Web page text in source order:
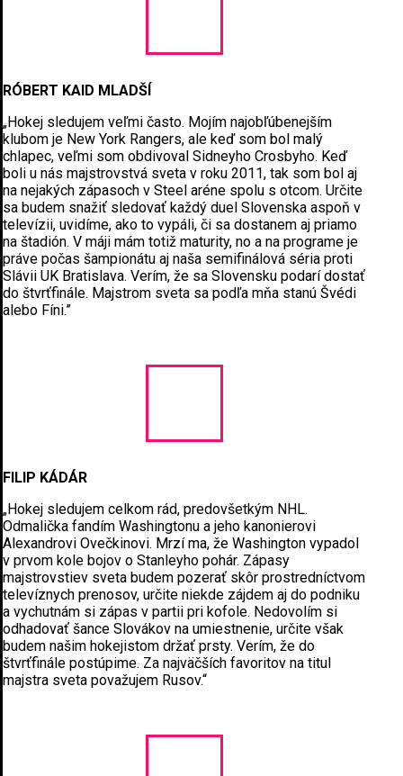
RÓBERT KAID MLADŠÍ
„Hokej sledujem veľmi často. Mojím najobľúbenejším
klubom je New York Rangers, ale keď som bol malý
chlapec, veľmi som obdivoval Sidneyho Crosbyho. Keď
boli u nás majstrovstvá sveta v roku 2011, tak som bol aj
na nejakých zápasoch v Steel aréne spolu s otcom. Určite
sa budem snažiť sledovať každý duel Slovenska aspoň v
televízii, uvidíme, ako to vypáli, či sa dostanem aj priamo
na štadión. V máji mám totiž maturity, no a na programe je
práve počas šampionátu aj naša semifinálová séria proti
Slávii UK Bratislava. Verím, že sa Slovensku podarí dostať
do štvrťfinále. Majstrom sveta sa podľa mňa stanú Švédi
alebo Fíni.”
FILIP KÁDÁR
„Hokej sledujem celkom rád, predovšetkým NHL.
Odmalička fandím Washingtonu a jeho kanonierovi
Alexandrovi Ovečkinovi. Mrzí ma, že Washington vypadol
v prvom kole bojov o Stanleyho pohár. Zápasy
majstrovstiev sveta budem pozerať skôr prostredníctvom
televíznych prenosov, určite niekde zájdem aj do podniku
a vychutnám si zápas v partii pri kofole. Nedovolím si
odhadovať šance Slovákov na umiestnenie, určite však
budem našim hokejistom držať prsty. Verím, že do
štvrťfinále postúpime. Za najväčších favoritov na titul
majstra sveta považujem Rusov.“